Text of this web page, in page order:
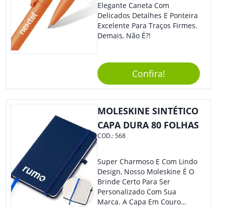
Elegante Caneta Com
Delicados Detalhes E Ponteira
Excelente Para Traços Firmes.
Demais, Não É?!
Confira!
MOLESKINE SINTÉTICO
CAPA DURA 80 FOLHAS
COD.:568
Super Charmoso E Com Lindo
Design, Nosso Moleskine É O
Brinde Certo Para Ser
Personalizado Com Sua
Marca. A Capa Em Couro